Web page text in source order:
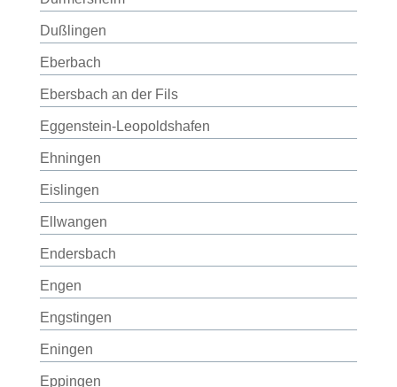
Dußlingen
Eberbach
Ebersbach an der Fils
Eggenstein-Leopoldshafen
Ehningen
Eislingen
Ellwangen
Endersbach
Engen
Engstingen
Eningen
Eppingen